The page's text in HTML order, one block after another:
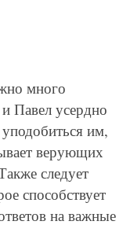
много
Павел усердно
им,
верующих
следует
способствует
на важные